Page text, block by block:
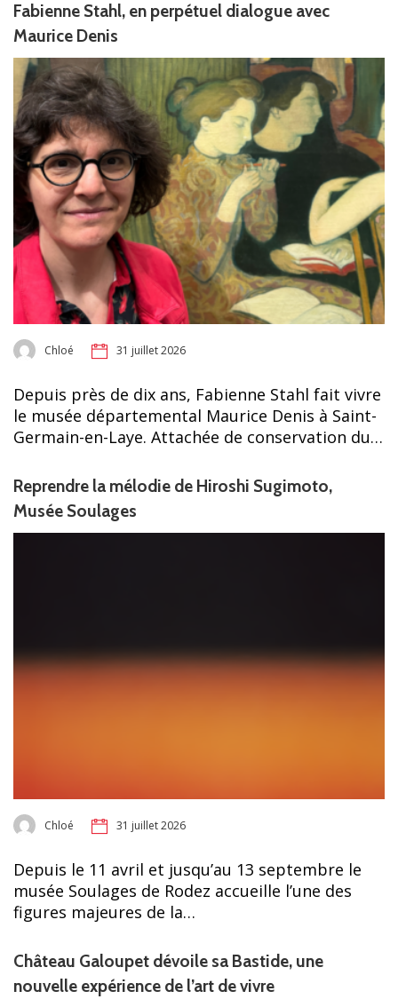
Fabienne Stahl, en perpétuel dialogue avec
Maurice Denis
Chloé 31 juillet 2026
Depuis près de dix ans, Fabienne Stahl fait vivre
le musée départemental Maurice Denis à Saint-
Germain-en-Laye. Attachée de conservation du…
Reprendre la mélodie de Hiroshi Sugimoto,
Musée Soulages
Chloé 31 juillet 2026
Depuis le 11 avril et jusqu’au 13 septembre le
musée Soulages de Rodez accueille l’une des
figures majeures de la…
Château Galoupet dévoile sa Bastide, une
nouvelle expérience de l’art de vivre